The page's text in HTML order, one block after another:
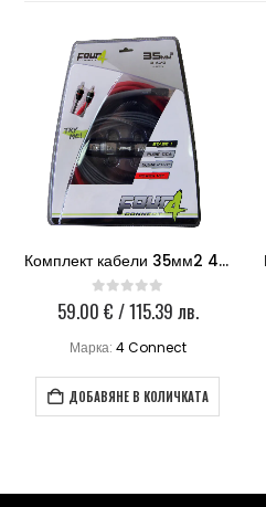
Комплект кабели 35мм2 4Connect PKIT35S
0 out of 5
59.00 € / 115.39 лв.
Марка: 4 Connect
ДОБАВЯНЕ В КОЛИЧКАТА